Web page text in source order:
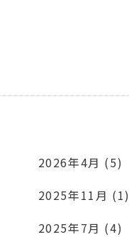
2026年4月 (5)
2025年11月 (1)
2025年7月 (4)